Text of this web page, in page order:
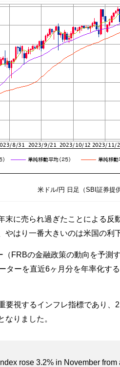
米ドル/円 日足（SBI証券提供
末に売られ過ぎたことによる反
やはり一番大きいのは米国の利
（FRBの金融政策の動向を予測
ターを直近6ヶ月分を年率化す
要視するインフレ指標であり、
なりました。
rose 3.2% in November from